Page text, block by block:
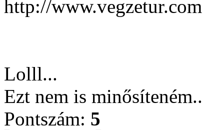
http://www.vegzetur.com
Lolll...
Ezt nem is minősíteném..
Pontszám: 5